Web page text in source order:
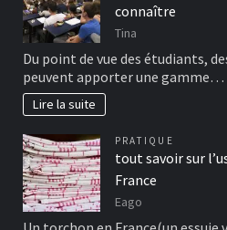
connaître
Tina
Du point de vue des étudiants,
peuvent apporter une gamme…
Lire la suite
PRATIQUE
tout savoir sur
France
Eago